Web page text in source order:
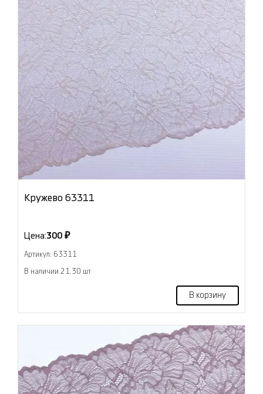
Кружево 63311
Цена:300 ₽
Артикул: 63311
В наличии 21.30 шт
В корзину